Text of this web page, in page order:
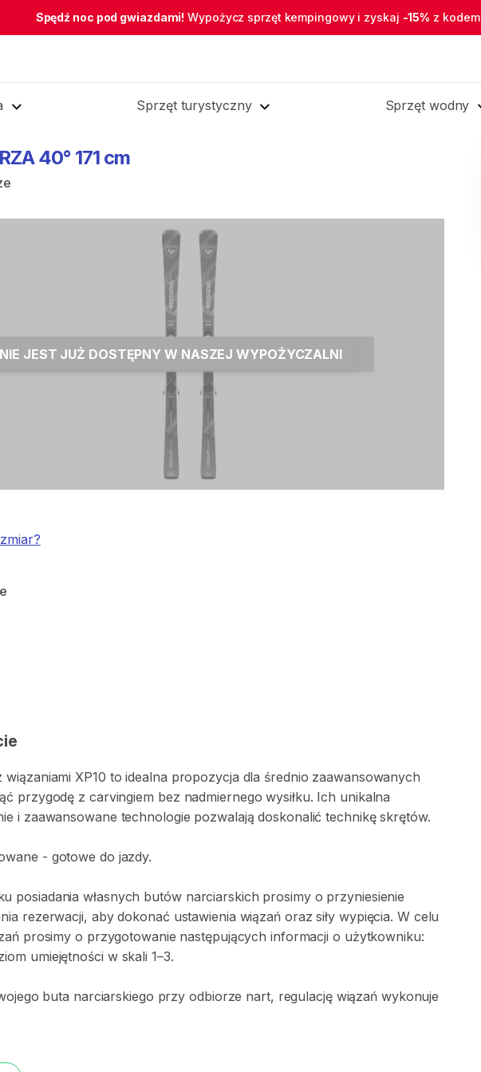
Spędź noc pod gwiazdami! Wypożycz sprzęt kempingowy i zyskaj -15% z kodem
Sprzęt turystyczny Sprzęt wodny
40° 171 cm
JEST JUŻ DOSTĘPNY W NASZEJ WYPOŻYCZALNI
wiązaniami XP10 to idealna propozycja dla średnio zaawansowanych
przygodę z carvingiem bez nadmiernego wysiłku. Ich unikalna
i zaawansowane technologie pozwalają doskonalić technikę skrętów.
- gotowe do jazdy.
posiadania własnych butów narciarskich prosimy o przyniesienie
rezerwacji​,​ aby dokonać ustawienia wiązań oraz siły wypięcia. W celu
prosimy o przygotowanie następujących informacji o użytkowniku:
umiejętności w skali 1–3.
buta narciarskiego przy odbiorze nart​,​ regulację wiązań wykonuje